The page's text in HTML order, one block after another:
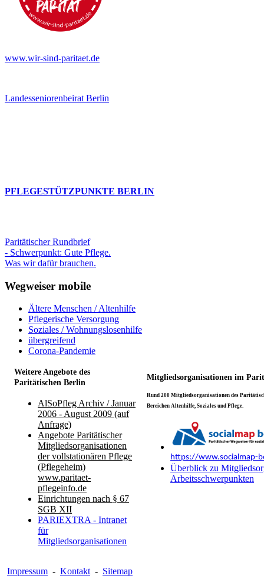
www.wir-sind-paritaet.de
Landesseniorenbeirat Berlin
PFLEGESTÜTZPUNKTE BERLIN
Paritätischer Rundbrief
- Schwerpunkt: Gute Pflege.
Was wir dafür brauchen.
Wegweiser mobile
Ältere Menschen / Altenhilfe
Pflegerische Versorgung
Soziales / Wohnungslosenhilfe
übergreifend
Corona-Pandemie
Weitere Angebote des
Paritätischen Berlin
Mitgliedsorganisationen im
AlSoPfleg Archiv / Januar
2006 - August 2009 (auf
Anfrage)
Angebote Paritätischer
Mitgliedsorganisationen
der vollstationären Pflege
(Pflegeheim)
www.paritaet-
pflegeinfo.de
Einrichtungen nach § 67
SGB XII
PARIEXTRA - Intranet
für
Mitgliedsorganisationen
Rund 200 Mitgliedsorganisationen des
Bereichen Altenhilfe, Soziales und Pflege.
https://www.socialmap-
Überblick zu
Arbeitsschwerpunkten
Impressum - Kontakt - Sitemap